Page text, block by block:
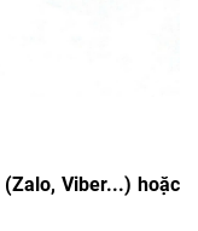
(Zalo, Viber...) hoặc